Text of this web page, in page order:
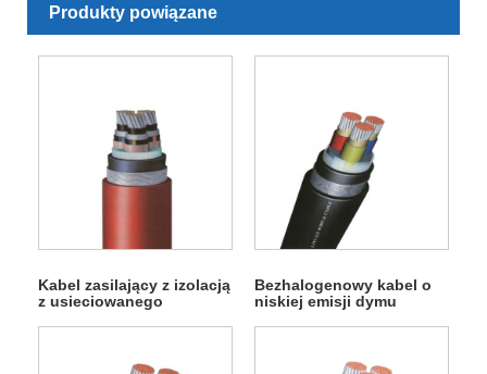
Produkty powiązane
Kabel zasilający z izolacją
z usieciowanego
Bezhalogenowy kabel o
niskiej emisji dymu